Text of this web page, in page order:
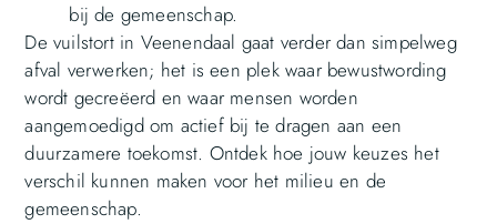
bij de gemeenschap.
De vuilstort in Veenendaal gaat verder dan simpelweg
afval verwerken; het is een plek waar bewustwording
wordt gecreëerd en waar mensen worden
aangemoedigd om actief bij te dragen aan een
duurzamere toekomst. Ontdek hoe jouw keuzes het
verschil kunnen maken voor het milieu en de
gemeenschap.